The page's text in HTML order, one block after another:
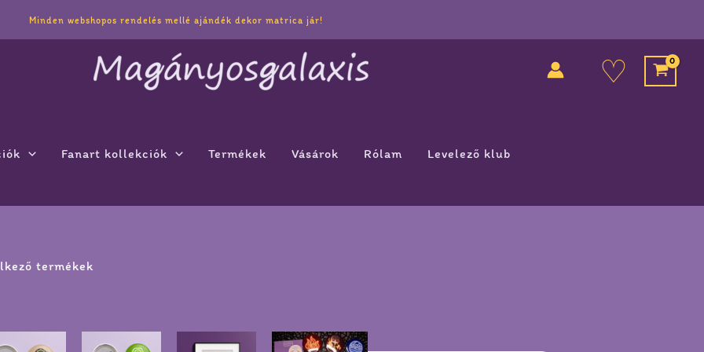
Minden webshopos rendelés mellé ajándék dekor matrica jár!
♡
Fanart kollekciók Termékek Vásárok Rólam Levelező klub
termékek
Ennek
Ennek